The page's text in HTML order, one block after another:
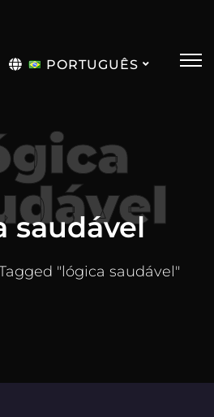
PORTUGUÊS
saudável
"lógica saudável"